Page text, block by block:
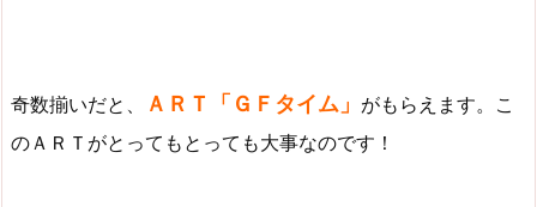
奇数揃いだと、 ＡＲＴ「ＧＦタイム」 がもらえます。こ
のＡＲＴがとってもとっても大事なのです！